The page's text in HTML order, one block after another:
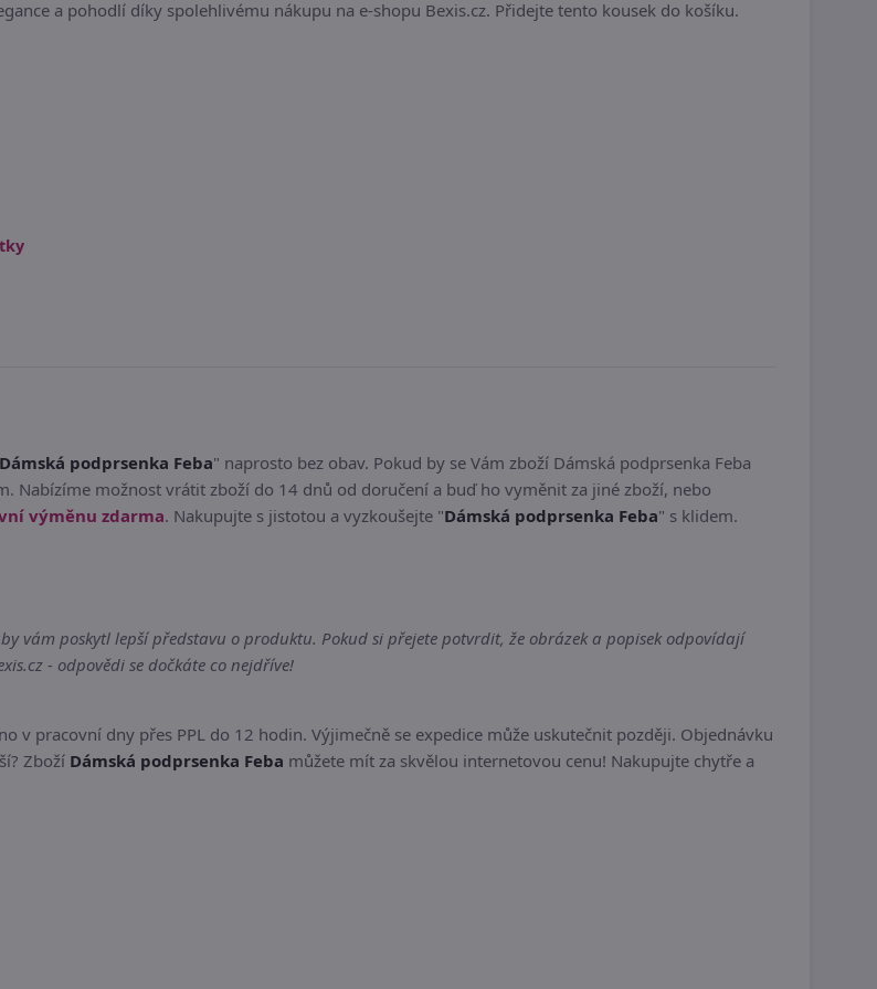
a pohodlí díky spolehlivému nákupu na e-shopu Bexis.cz. Přidejte tento kousek do košíku.
Dámská podprsenka Feba" naprosto bez obav. Pokud by se Vám zboží Dámská podprsenka Feba
Nabízíme možnost vrátit zboží do 14 dnů od doručení a buď ho vyměnit za jiné zboží, nebo
výměnu zdarma. Nakupujte s jistotou a vyzkoušejte "Dámská podprsenka Feba" s klidem.
vám poskytl lepší představu o produktu. Pokud si přejete potvrdit, že obrázek a popisek odpovídají
- odpovědi se dočkáte co nejdříve!
v pracovní dny přes PPL do 12 hodin. Výjimečně se expedice může uskutečnit později. Objednávku
Zboží Dámská podprsenka Feba můžete mít za skvělou internetovou cenu! Nakupujte chytře a